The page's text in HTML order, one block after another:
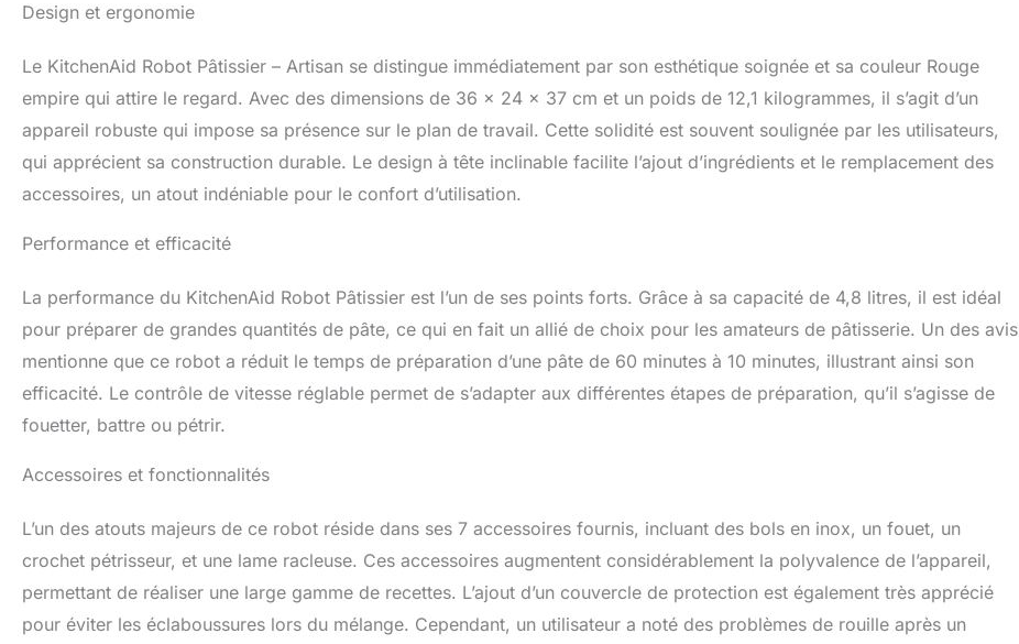
Design et ergonomie
Le KitchenAid Robot Pâtissier – Artisan se distingue immédiatement par son esthétique soignée et sa couleur Rouge
empire qui attire le regard. Avec des dimensions de 36 x 24 x 37 cm et un poids de 12,1 kilogrammes, il s’agit d’un
appareil robuste qui impose sa présence sur le plan de travail. Cette solidité est souvent soulignée par les utilisateurs,
qui apprécient sa construction durable. Le design à tête inclinable facilite l’ajout d’ingrédients et le remplacement des
accessoires, un atout indéniable pour le confort d’utilisation.
Performance et efficacité
La performance du KitchenAid Robot Pâtissier est l’un de ses points forts. Grâce à sa capacité de 4,8 litres, il est idéal
pour préparer de grandes quantités de pâte, ce qui en fait un allié de choix pour les amateurs de pâtisserie. Un des avis
mentionne que ce robot a réduit le temps de préparation d’une pâte de 60 minutes à 10 minutes, illustrant ainsi son
efficacité. Le contrôle de vitesse réglable permet de s’adapter aux différentes étapes de préparation, qu’il s’agisse de
fouetter, battre ou pétrir.
Accessoires et fonctionnalités
L’un des atouts majeurs de ce robot réside dans ses 7 accessoires fournis, incluant des bols en inox, un fouet, un
crochet pétrisseur, et une lame racleuse. Ces accessoires augmentent considérablement la polyvalence de l’appareil,
permettant de réaliser une large gamme de recettes. L’ajout d’un couvercle de protection est également très apprécié
pour éviter les éclaboussures lors du mélange. Cependant, un utilisateur a noté des problèmes de rouille après un